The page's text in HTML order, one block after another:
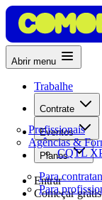
Abrir menu
Trabalhe
Contrate
Profissionais
Agências &
Eventos
CQTL
Planos
Para
Para
Entrar
Começar grátis